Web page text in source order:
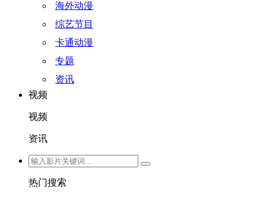
海外动漫
综艺节目
卡通动漫
专题
资讯
视频
视频
资讯
热门搜索